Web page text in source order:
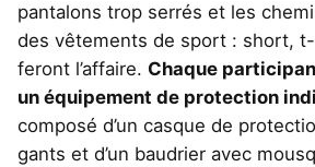
pantalons trop serrés et les
des vêtements de sport : short,
feront l’affaire. Chaque
un équipement de protection
composé d’un casque de
gants et d’un baudrier avec